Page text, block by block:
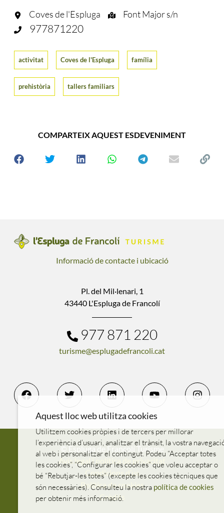
Coves de l'Espluga Font Major s/n
977871220
activitat Coves de l'Espluga família
prehistòria tallers familiars
COMPARTEIX AQUEST ESDEVENIMENT
Informació de contacte i ubicació
Pl. del Mil·lenari, 1
43440 L'Espluga de Francolí
977 871 220
turisme@esplugadefrancoli.cat
© Espluga de Francolí Turisme
Avís legal i política de privacitat
Condicions d’us
Política de cookies
Crèdits
Aquest lloc web utilitza cookies
Utilitzem cookies pròpies i de tercers per millorar
l’experiència d’usuari, analitzar el trànsit, la vostra
al web i personalitzar el contingut. Podeu “Acceptar totes
les cookies”, “Configurar les cookies” que voleu acceptar o
bé “Rebutjar-les totes” (excepte les cookies tècniques que
són necessàries). Consulteu la nostra política de cookies
per obtenir més informació.